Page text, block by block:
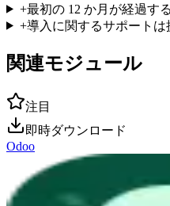
+最初の 12 か月が経過す
+導入に関するサポートは
関連モジュール
注目
即時ダウンロード
Odoo